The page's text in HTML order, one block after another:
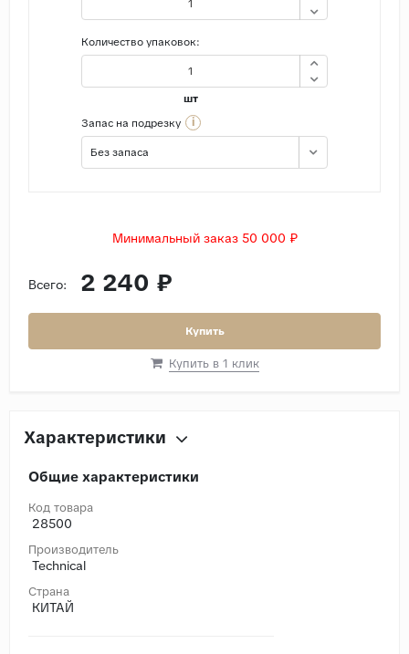
Количество упаковок:
шт
Запас на подрезку
i
Без запаса
Минимальный заказ 50 000 ₽
Всего: 2 240 ₽
Купить
Купить в 1 клик
Характеристики
Общие характеристики
Код товара
28500
Производитель
Technical
Страна
КИТАЙ